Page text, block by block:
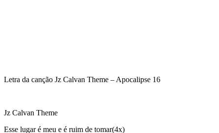
Letra da canção Jz Calvan Theme – Apocalipse 16
Jz Calvan Theme
Esse lugar é meu e é ruim de tomar(4x)